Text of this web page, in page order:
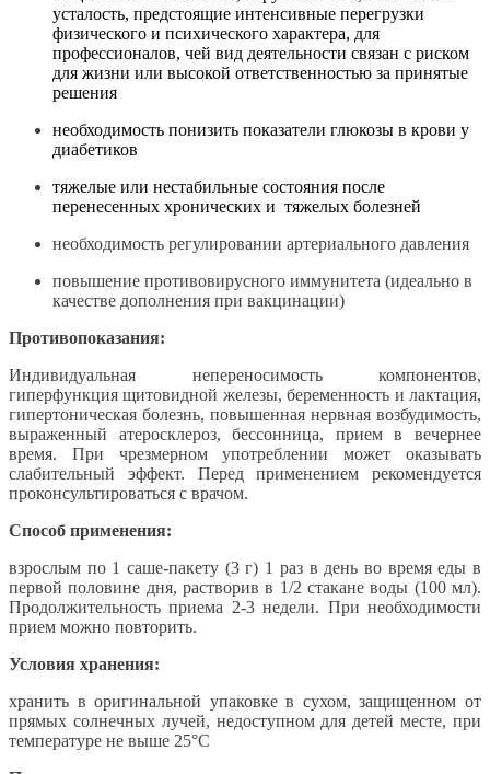
усталость, предстоящие интенсивные перегрузки
физического и психического характера, для
профессионалов, чей вид деятельности связан с риском
для жизни или высокой ответственностью за принятые
решения
необходимость понизить показатели глюкозы в крови у
диабетиков
тяжелые или нестабильные состояния после
перенесенных хронических и тяжелых болезней
необходимость регулировании артериального давления
повышение противовирусного иммунитета (идеально в
качестве дополнения при вакцинации)
Противопоказания:
Индивидуальная непереносимость компонентов,
гиперфункция щитовидной железы, беременность и лактация,
гипертоническая болезнь, повышенная нервная возбудимость,
выраженный атеросклероз, бессонница, прием в вечернее
время. При чрезмерном употреблении может оказывать
слабительный эффект. Перед применением рекомендуется
проконсультироваться с врачом.
Способ применения:
взрослым по 1 саше-пакету (3 г) 1 раз в день во время еды в
первой половине дня, растворив в 1/2 стакане воды (100 мл).
Продолжительность приема 2-3 недели. При необходимости
прием можно повторить.
Условия хранения:
хранить в оригинальной упаковке в сухом, защищенном от
прямых солнечных лучей, недоступном для детей месте, при
температуре не выше 25°С